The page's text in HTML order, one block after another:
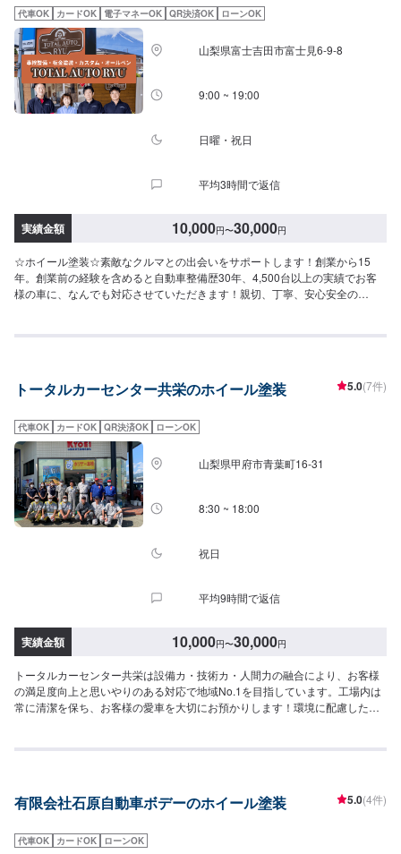
ご利用いただけますのでご安心ください。※燃料代はご負担いただきます。
【納車時期について】半日〜1日※状態などにより納車時期が異なります。※
ご希望の納車時期などがございましたら、お気軽にお問い合わせください。
【注意】※写真は見本です。※車種やグレードなどにより、金額・納車時期が
変わります。予めご了承ください。【定休日・営業時間】定休日：火曜日営
業時間：9:00~19:00
代車OK カードOK 電子マネーOK QR決済OK ローンOK
山梨県富士吉田市富士見6-9-8
9:00 ~ 19:00
日曜・祝日
平均3時間で返信
実績金額 10,000円〜30,000円
☆ホイール塗装☆素敵なクルマとの出会いをサポートします！創業から15
年。創業前の経験を含めると自動車整備歴30年、4,500台以上の実績でお客
様の車に、なんでも対応させていただきます！親切、丁寧、安心安全の
ただければ作業開始【4】仕上がり次第納車☆代車について☆修理時の代車は
営業時間：9:00~19:00
トータルカーセンター共栄のホイール塗装 5.0(7件)
代車OK カードOK QR決済OK ローンOK
山梨県甲府市青葉町16-31
8:30 ~ 18:00
祝日
平均9時間で返信
実績金額 10,000円〜30,000円
トータルカーセンター共栄は設備カ・技術カ・人間力の融合により、お客様
の満足度向上と思いやりのある対応で地域No.1を目指しています。工場内は
常に清潔を保ち、お客様の愛車を大切にお預かりします！環境に配慮した塗
ッド車の修理もお任せください！【作業実績】トヨタRAV4100,000円----------
期について-----納期は通常2日〜3日で納車となります。納期は前後する場合
ツの持ち込みは不可となっております。ご了承ください。-----代車について---
有限会社石原自動車ボデーのホイール塗装 5.0(4件)
代車OK カードOK ローンOK